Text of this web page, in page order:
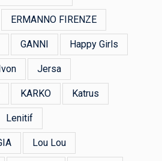
ERMANNO FIRENZE
GANNI Happy Girls
Jersa
KARKO Katrus
Lenitif
Lou Lou